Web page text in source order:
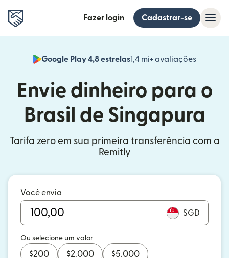
Fazer login Cadastrar-se
Google Play 4,8 estrelas1,4 mi+ avaliações
(abre
Envie dinheiro para o
Brasil de Singapura
Tarifa zero em sua primeira transferência com a
Remitly
Você envia
SGD
Ou selecione um valor
$200 $2.000 $5.000